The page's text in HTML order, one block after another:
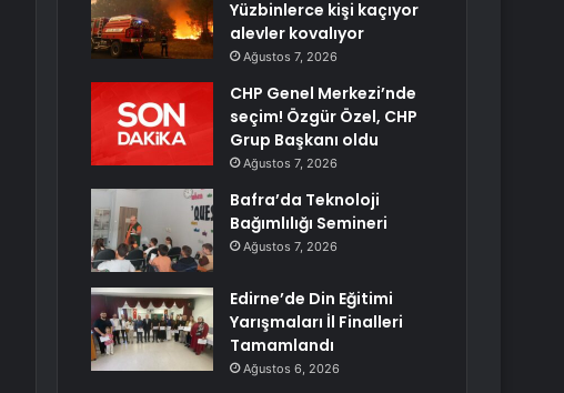
Yüzbinlerce kişi kaçıyor
alevler kovalıyor
Ağustos 7, 2026
CHP Genel Merkezi’nde
seçim! Özgür Özel, CHP
Grup Başkanı oldu
Ağustos 7, 2026
Bafra’da Teknoloji
Bağımlılığı Semineri
Ağustos 7, 2026
Edirne’de Din Eğitimi
Yarışmaları İl Finalleri
Tamamlandı
Ağustos 6, 2026